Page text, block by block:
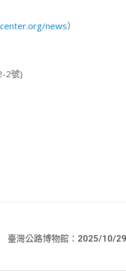
news）
2號)
臺灣公路博物館：2025/10/